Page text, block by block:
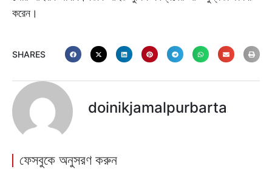
করেন।
SHARES
doinikjamalpurbarta
ফেসবুকে অনুসরণ করুন